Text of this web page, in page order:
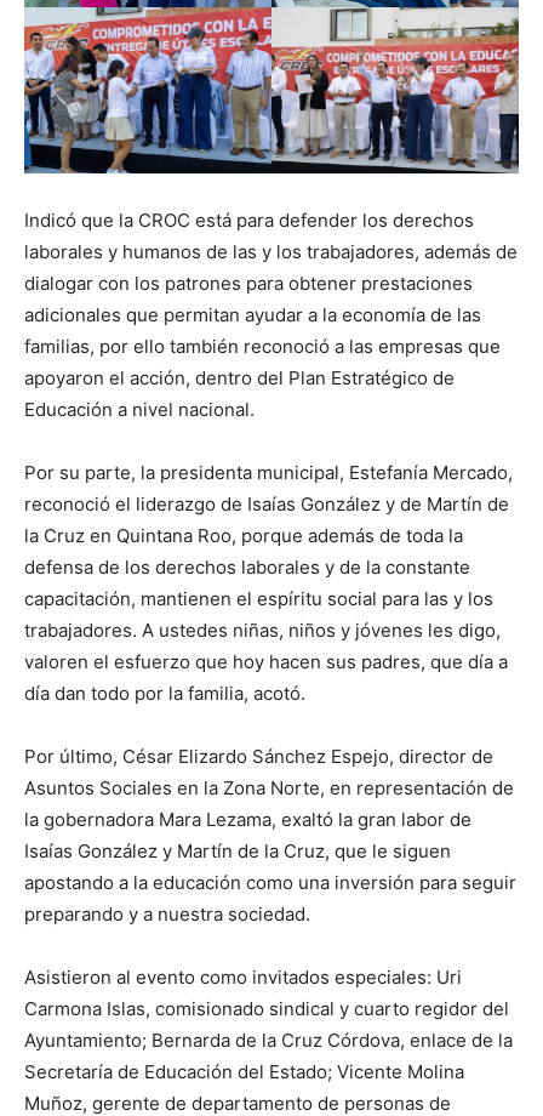
Indicó que la CROC está para defender los derechos
laborales y humanos de las y los trabajadores, además de
dialogar con los patrones para obtener prestaciones
adicionales que permitan ayudar a la economía de las
familias, por ello también reconoció a las empresas que
apoyaron el acción, dentro del Plan Estratégico de
Educación a nivel nacional.
Por su parte, la presidenta municipal, Estefanía Mercado,
reconoció el liderazgo de Isaías González y de Martín de
la Cruz en Quintana Roo, porque además de toda la
defensa de los derechos laborales y de la constante
capacitación, mantienen el espíritu social para las y los
trabajadores. A ustedes niñas, niños y jóvenes les digo,
valoren el esfuerzo que hoy hacen sus padres, que día a
día dan todo por la familia, acotó.
Por último, César Elizardo Sánchez Espejo, director de
Asuntos Sociales en la Zona Norte, en representación de
la gobernadora Mara Lezama, exaltó la gran labor de
Isaías González y Martín de la Cruz, que le siguen
apostando a la educación como una inversión para seguir
preparando y a nuestra sociedad.
Asistieron al evento como invitados especiales: Uri
Carmona Islas, comisionado sindical y cuarto regidor del
Ayuntamiento; Bernarda de la Cruz Córdova, enlace de la
Secretaría de Educación del Estado; Vicente Molina
Muñoz, gerente de departamento de personas de